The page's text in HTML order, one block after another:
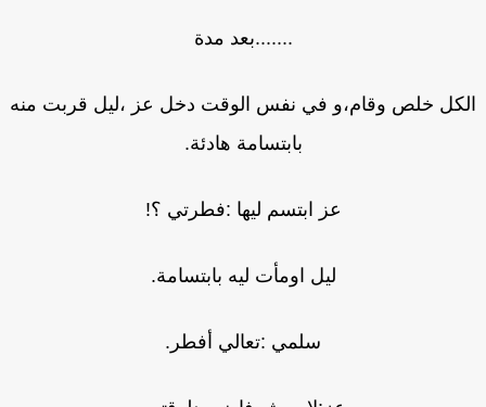
.......بعد مدة
خلص وقام،و في نفس الوقت دخل عز ،ليل قربت منه
بابتسامة هادئة.
عز ابتسم ليها :فطرتي ؟!
ليل اومأت ليه بابتسامة.
سلمي :تعالي أفطر.